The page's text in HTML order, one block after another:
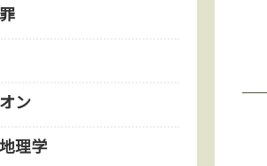
ン
理学